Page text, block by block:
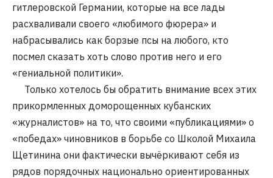
гитлеровской Германии, которые на все лады
расхваливали своего «любимого фюрера» и
набрасывались как борзые псы на любого, кто
посмел сказать хоть слово против него и его
«гениальной политики».
Только хотелось бы обратить внимание всех этих
прикормленных доморощенных кубанских
«журналистов» на то, что своими «публикациями» о
«победах» чиновников в борьбе со Школой Михаила
Щетинина они фактически вычёркивают себя из
рядов порядочных национально ориентированных